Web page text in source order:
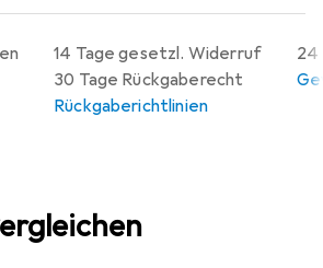
14 Tage gesetzl. Widerruf
30 Tage Rückgaberecht
Rückgaberichtlinien
24